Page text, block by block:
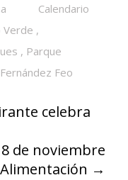
Calendario
Verde ,
, Parque
Feo
celebra
de noviembre
→